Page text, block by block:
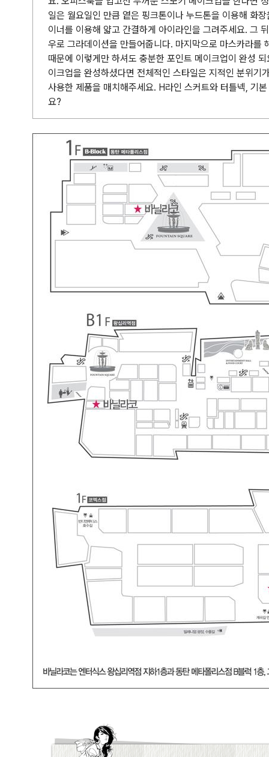
일은 월요일인 만큼 옅은 핑크톤이나 누드톤을 이용해 화
이너를 이용해 얇고 간결하게 아이라인을 그려주세요. 그
우로 그라데이션을 만들어줍니다. 마지막으로 마스카라를
때문에 이렇게만 하셔도 충분한 포인트 메이크업이 완성
이크업을 완성하셨다면 전체적인 스타일은 지적인 분위기
사용한 제품을 매치해주세요. H라인 스커트와 터틀넥, 기
요?